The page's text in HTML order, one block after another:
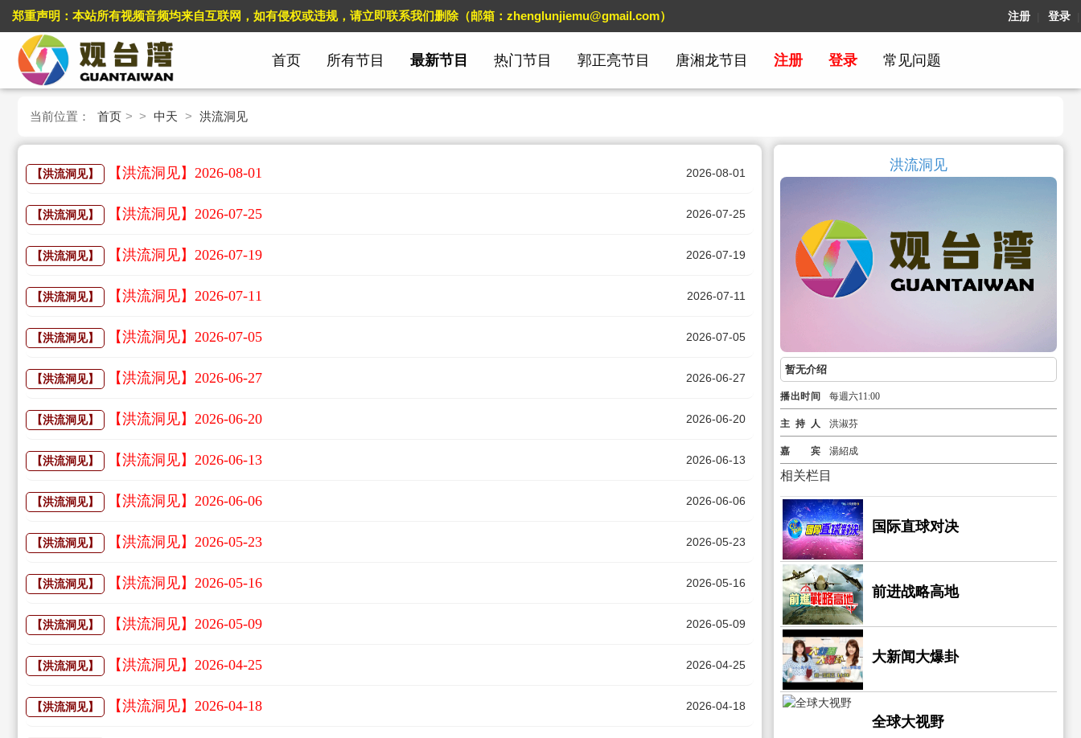
郑重声明：本站所有视频音频均来自互联网，如有侵权或违规，请立即联系我们删除（邮箱：zhenglunjiemu@gmail.com） 注册 登录
首页 所有节目 最新节目 热门节目 郭正亮节目 唐湘龙节目 注册 登录 常见问题
当前位置： 首页 > > 中天 > 洪流洞见
洪流洞见
暂无介绍
播出时间 每週六11:00
主持人 洪淑芬
嘉宾 湯紹成
相关栏目
国际直球对决
前进战略高地
大新闻大爆卦
全球大视野
【洪流洞见】 【洪流洞见】2026-08-01 2026-08-01
【洪流洞见】 【洪流洞见】2026-07-25 2026-07-25
【洪流洞见】 【洪流洞见】2026-07-19 2026-07-19
【洪流洞见】 【洪流洞见】2026-07-11 2026-07-11
【洪流洞见】 【洪流洞见】2026-07-05 2026-07-05
【洪流洞见】 【洪流洞见】2026-06-27 2026-06-27
【洪流洞见】 【洪流洞见】2026-06-20 2026-06-20
【洪流洞见】 【洪流洞见】2026-06-13 2026-06-13
【洪流洞见】 【洪流洞见】2026-06-06 2026-06-06
【洪流洞见】 【洪流洞见】2026-05-23 2026-05-23
【洪流洞见】 【洪流洞见】2026-05-16 2026-05-16
【洪流洞见】 【洪流洞见】2026-05-09 2026-05-09
【洪流洞见】 【洪流洞见】2026-04-25 2026-04-25
【洪流洞见】 【洪流洞见】2026-04-18 2026-04-18